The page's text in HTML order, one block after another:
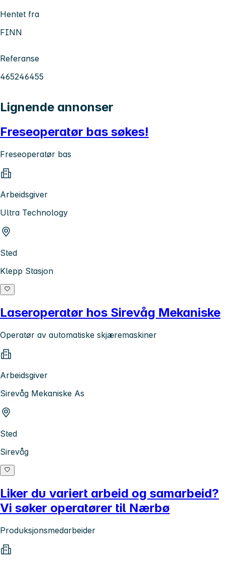
Hentet fra
FINN
Referanse
465246455
Lignende annonser
Freseoperatør bas søkes!
Freseoperatør bas
Arbeidsgiver
Ultra Technology
Sted
Klepp Stasjon
Laseroperatør hos Sirevåg Mekaniske
Operatør av automatiske skjæremaskiner
Arbeidsgiver
Sirevåg Mekaniske As
Sted
Sirevåg
Liker du variert arbeid og samarbeid?
Vi søker operatører til Nærbø
Produksjonsmedarbeider